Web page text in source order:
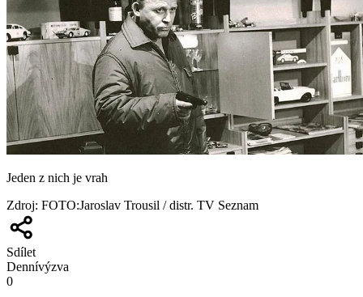
Jeden z nich je vrah
Zdroj: FOTO:Jaroslav Trousil / distr. TV Seznam
Sdílet
Dennívýzva
0